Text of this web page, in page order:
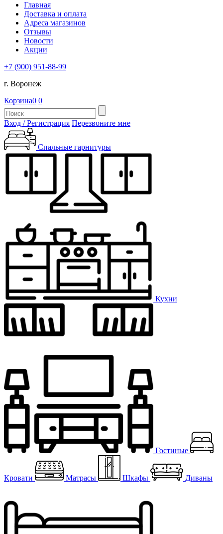
Главная
Доставка и оплата
Адреса магазинов
Отзывы
Новости
Акции
+7 (900) 951-88-99
г. Воронеж
Корзина0 0
Вход / Регистрация Перезвоните мне
Спальные гарнитуры
Кухни
Гостиные
Кровати Матрасы Шкафы Диваны